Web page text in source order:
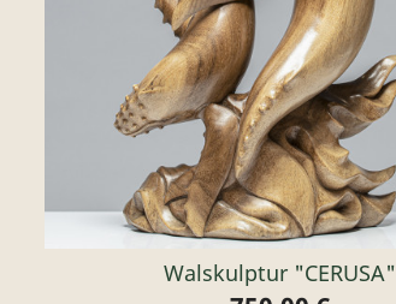
Walskulptur "CERUSA"